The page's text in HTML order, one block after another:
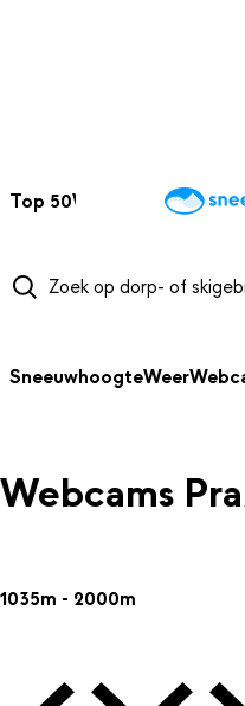
Top 50Webcams
SneeuwhoogteWeer
Webcams
1035m - 2000m
Vorige Webcam
VolgendeVorige